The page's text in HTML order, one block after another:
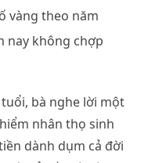
vàng theo năm
nay không chợp
bà nghe lời một
nhân thọ sinh
dành dụm cả đời